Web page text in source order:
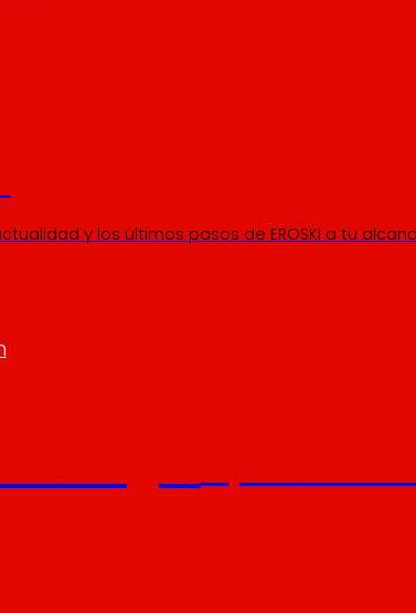
y los últimos pasos de EROSKI a tu